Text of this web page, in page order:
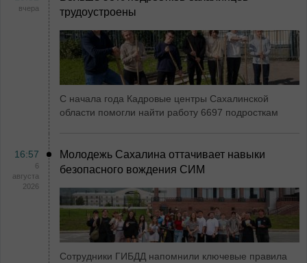
вчера
трудоустроены
С начала года Кадровые центры Сахалинской
области помогли найти работу 6697 подросткам
16:57
6
августа
2026
Молодежь Сахалина оттачивает навыки
безопасного вождения СИМ
Сотрудники ГИБДД напомнили ключевые правила